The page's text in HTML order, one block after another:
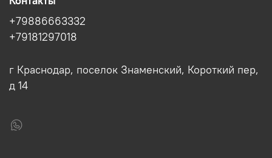
+79886663332
+79181297018
г Краснодар, поселок Знаменский, Короткий пер,
д 14